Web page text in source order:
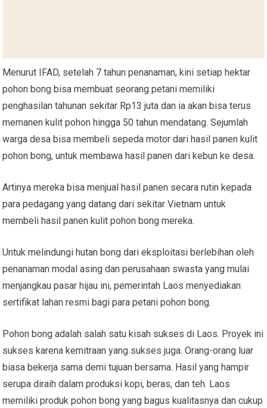
Menurut IFAD, setelah 7 tahun penanaman, kini setiap hektar
pohon bong bisa membuat seorang petani memiliki
penghasilan tahunan sekitar Rp13 juta dan ia akan bisa terus
memanen kulit pohon hingga 50 tahun mendatang. Sejumlah
warga desa bisa membeli sepeda motor dari hasil panen kulit
pohon bong, untuk membawa hasil panen dari kebun ke desa.
Artinya mereka bisa menjual hasil panen secara rutin kepada
para pedagang yang datang dari sekitar Vietnam untuk
membeli hasil panen kulit pohon bong mereka.
Untuk melindungi hutan bong dari eksploitasi berlebihan oleh
penanaman modal asing dan perusahaan swasta yang mulai
menjangkau pasar hijau ini, pemerintah Laos menyediakan
sertifikat lahan resmi bagi para petani pohon bong.
Pohon bong adalah salah satu kisah sukses di Laos. Proyek ini
sukses karena kemitraan yang sukses juga. Orang-orang luar
biasa bekerja sama demi tujuan bersama. Hasil yang hampir
serupa diraih dalam produksi kopi, beras, dan teh. Laos
memiliki produk pohon bong yang bagus kualitasnya dan cukup